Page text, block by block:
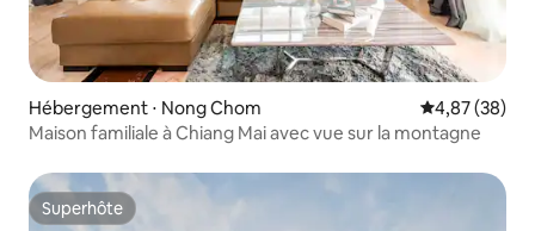
Hébergement ⋅ Nong Chom Évaluation
4,87 (38)
Maison familiale à Chiang Mai avec vue sur la montagne
Superhôte
Superhôte